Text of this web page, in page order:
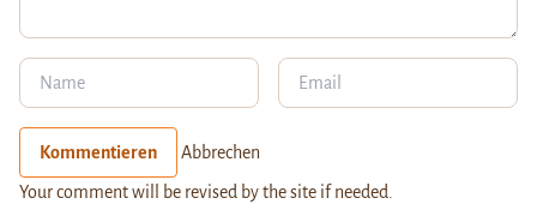
Kommentieren Abbrechen
Your comment will be revised by the site if needed.